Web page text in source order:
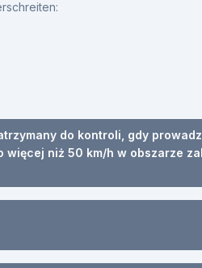
do kontroli, gdy
niż 50 km/h w obszarze